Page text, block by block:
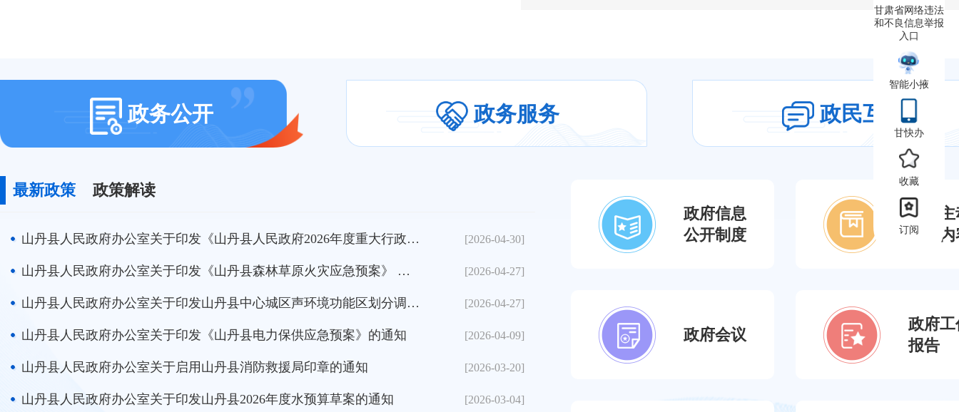
2026-08-07
2026-08-07
2026-08-07
2026年“陇原环保世纪行”活动将于8月10日启动
甘肃就业服务“直通车”助力高质量就业 2026-08-07
2026-08-07
省防范和打击非法金融活动总体战三年行动部署动员会议召开 2026-08-06
甘肃省实施《中华人民共和国全国人民代表大会和地方各级人民代表大会代表法》办法 2026-08-06
甘肃宁夏内蒙古跨省旅游小环线发布
甘肃在第一届“创赢未来”全国创业大赛中获佳绩
任振鹤在武威市调研 2026-08-05
王兵调研全省交通领域防汛减灾工作
王钧在临夏州永靖县调研
政务公开 政务服务 政民互动
最新政策 政策解读
山丹县人民政府办公室关于印发《山丹县人民政府2026年度重大行政决策事项目录》的通知 [2026-04-30]
山丹县人民政府办公室关于印发《山丹县森林草原火灾应急预案》 等4个应急预案的通知 [2026-04-27]
山丹县人民政府办公室关于印发山丹县中心城区声环境功能区划分调整方案（2026—2030年）的通知 [2026-04-27]
山丹县人民政府办公室关于印发《山丹县电力保供应急预案》的通知 [2026-04-09]
山丹县人民政府办公室关于启用山丹县消防救援局印章的通知 [2026-03-20]
山丹县人民政府办公室关于印发山丹县2026年度水预算草案的通知 [2026-03-04]
《山丹县森林草原火灾应急预案》等4个应急预案政策解读
一图看懂《山丹县电力保供应急预案（2026年）》
一图读懂《山丹县2026年度国有建设用地供应计划》
一图读懂《山丹县2026-2028年土地储备三年滚动计划》
​2026年县级民生实事实施方案政策解读
政府信息
公开制度
法定主
公开
政府会议
政府工
报告
甘肃省网络违法
和不良信息举报
入口
智能小掖
甘快办
收藏
订阅